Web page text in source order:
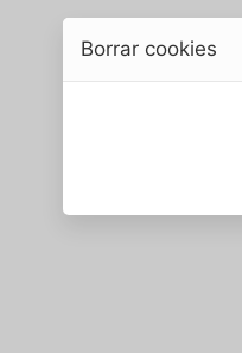
Borrar cookies